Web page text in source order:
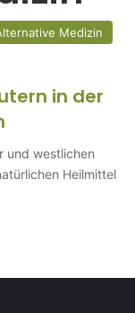
Medizin
in der
und westlichen
Heilmittel